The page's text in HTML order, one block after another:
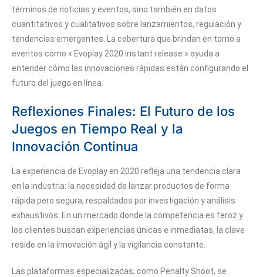
términos de noticias y eventos, sino también en datos
cuantitativos y cualitativos sobre lanzamientos, regulación y
tendencias emergentes. La cobertura que brindan en torno a
eventos como « Evoplay 2020 instant release » ayuda a
entender cómo las innovaciones rápidas están configurando el
futuro del juego en línea.
Reflexiones Finales: El Futuro de los
Juegos en Tiempo Real y la
Innovación Continua
La experiencia de Evoplay en 2020 refleja una tendencia clara
en la industria: la necesidad de lanzar productos de forma
rápida pero segura, respaldados por investigación y análisis
exhaustivos. En un mercado donde la competencia es feroz y
los clientes buscan experiencias únicas e inmediatas, la clave
reside en la innovación ágil y la vigilancia constante.
Las plataformas especializadas, como Penalty Shoot, se